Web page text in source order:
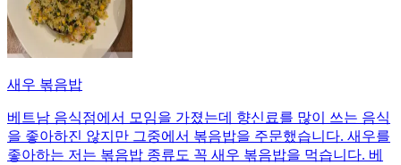
새우 볶음밥
베트남 음식점에서 모임을 가졌는데 향신료를 많이 쓰는 음식
을 좋아하진 않지만 그중에서 볶음밥을 주문했습니다. 새우를
좋아하는 저는 볶음밥 종류도 꼭 새우 볶음밥을 먹습니다. 베